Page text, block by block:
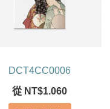
DCT4CC0006
從 NT$1.060